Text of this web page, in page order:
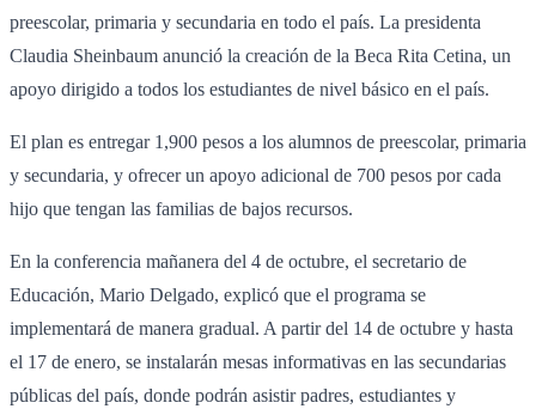
preescolar, primaria y secundaria en todo el país. La presidenta
Claudia Sheinbaum anunció la creación de la Beca Rita Cetina, un
apoyo dirigido a todos los estudiantes de nivel básico en el país.
El plan es entregar 1,900 pesos a los alumnos de preescolar, primaria
y secundaria, y ofrecer un apoyo adicional de 700 pesos por cada
hijo que tengan las familias de bajos recursos.
En la conferencia mañanera del 4 de octubre, el secretario de
Educación, Mario Delgado, explicó que el programa se
implementará de manera gradual. A partir del 14 de octubre y hasta
el 17 de enero, se instalarán mesas informativas en las secundarias
públicas del país, donde podrán asistir padres, estudiantes y